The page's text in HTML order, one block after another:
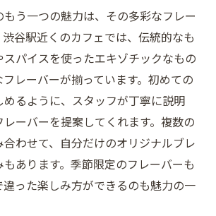
う一つの魅力は、その多彩なフレー
谷駅近くのカフェでは、伝統的なも
パイスを使ったエキゾチックなもの
レーバーが揃っています。初めての
るように、スタッフが丁寧に説明
レーバーを提案してくれます。複数の
わせて、自分だけのオリジナルブレ
あります。季節限定のフレーバーも
違った楽しみ方ができるのも魅力の一